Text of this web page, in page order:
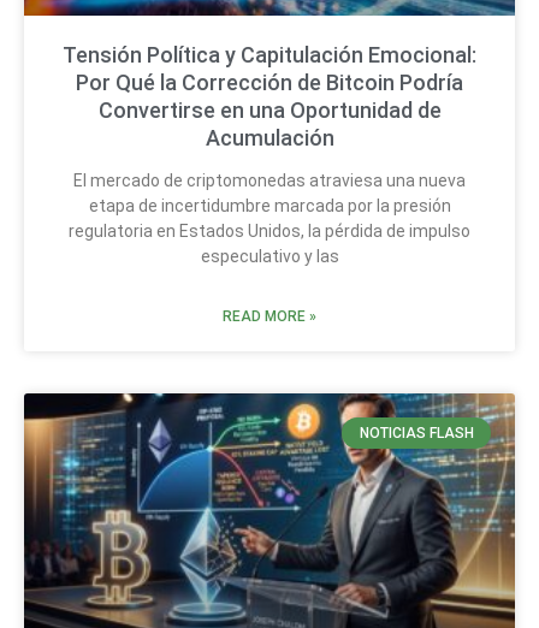
Tensión Política y Capitulación Emocional:
Por Qué la Corrección de Bitcoin Podría
Convertirse en una Oportunidad de
Acumulación
El mercado de criptomonedas atraviesa una nueva
etapa de incertidumbre marcada por la presión
regulatoria en Estados Unidos, la pérdida de impulso
especulativo y las
READ MORE »
NOTICIAS FLASH